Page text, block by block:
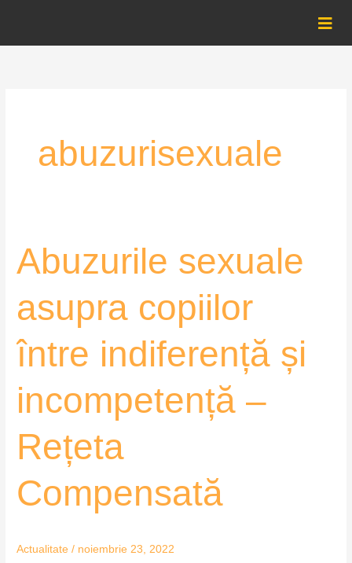
content
abuzurisexuale
Abuzurile sexuale
asupra copiilor
între indiferență și
incompetență –
Rețeta
Compensată
Actualitate / noiembrie 23, 2022
Abuzurile
sexuale
copiilor
indiferență
și
incompetență
Compensată